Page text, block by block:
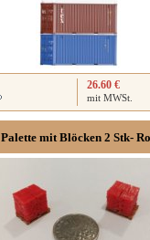
26.60 €
mit MWSt.
Palette mit Blöcken 2 Stk-